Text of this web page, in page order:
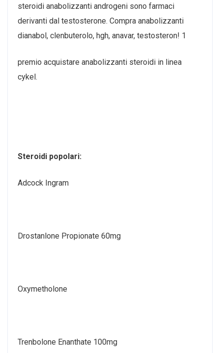
steroidi anabolizzanti androgeni sono farmaci
derivanti dal testosterone. Compra anabolizzanti
dianabol, clenbuterolo, hgh, anavar, testosteron! 1
premio acquistare anabolizzanti steroidi in linea
cykel.
Steroidi popolari:
Adcock Ingram
Drostanlone Propionate 60mg
Oxymetholone
Trenbolone Enanthate 100mg